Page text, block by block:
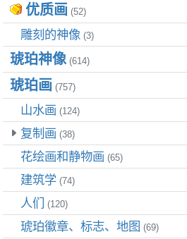
优质画 (52)
雕刻的神像 (3)
琥珀神像(614)
琥珀画 (757)
山水画 (124)
复制画 (38)
花绘画和静物画 (65)
建筑学 (74)
人们 (120)
琥珀徽章、标志、地图 (69)